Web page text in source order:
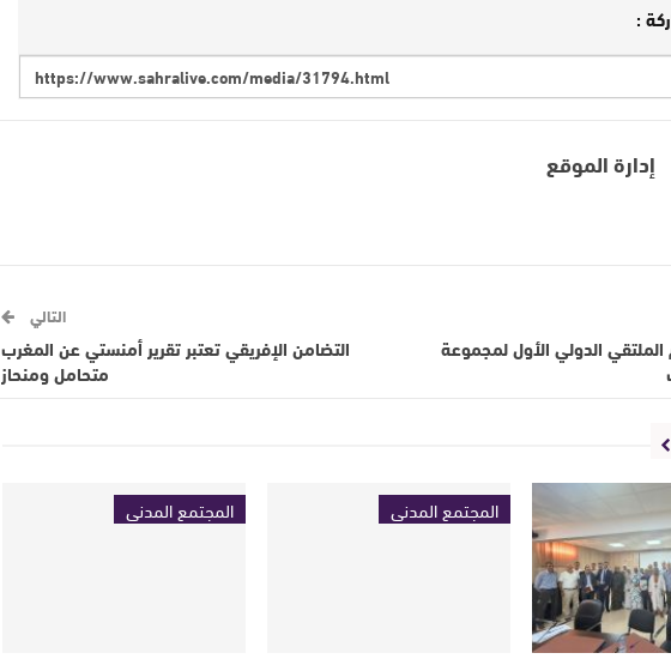
:
إدارة الموقع
الدولي الأول لمجموعة
التالي
التضامن الإفريقي تعتبر تقرير أمنستي عن المغرب
متحامل ومنحاز
المجتمع المدني المجتمع المدني